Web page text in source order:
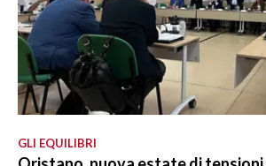
GLI EQUILIBRI